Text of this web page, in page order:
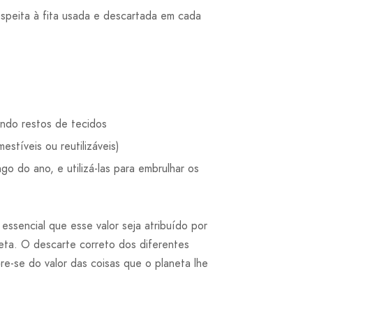
à fita usada e descartada em cada
restos de tecidos
ou reutilizáveis)
do ano, e utilizá-las para embrulhar os
que esse valor seja atribuído por
O descarte correto dos diferentes
se do valor das coisas que o planeta lhe